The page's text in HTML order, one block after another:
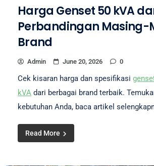
Harga Genset 50 kVA
Perbandingan Masing-
Brand
Admin June 20, 2026 0
Cek kisaran harga dan spesifikasi
kVA dari berbagai brand terbaik.
kebutuhan Anda, baca artikel
Read More